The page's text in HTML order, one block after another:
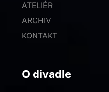
ATELIÉR
ARCHIV
KONTAKT
O divadle